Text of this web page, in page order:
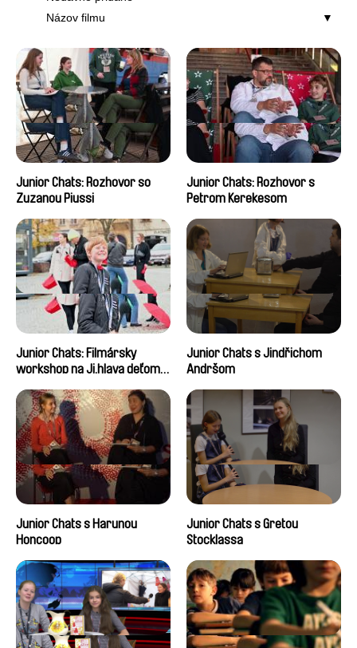
Názov filmu
Junior Chats: Rozhovor so
Zuzanou Piussi
Junior Chats: Rozhovor s
Petrom Kerekesom
Junior Chats: Filmársky
workshop na Ji.hlava deťom
Junior Chats s Jindřichom
Andršom
Junior Chats s Harunou
Honcoop
Junior Chats s Gretou
Stocklassa